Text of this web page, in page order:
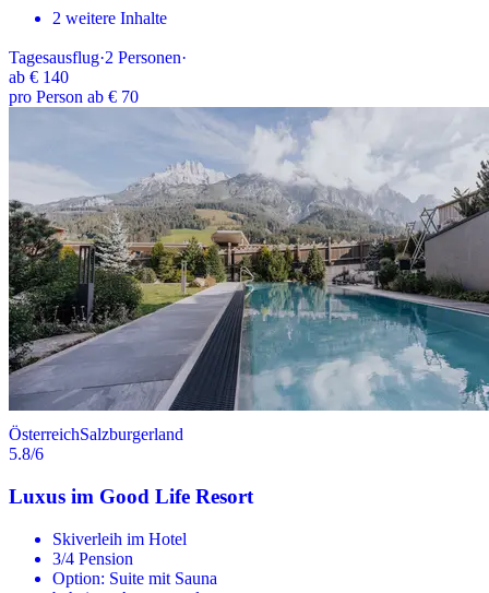
2 weitere Inhalte
Tagesausflug·2 Personen·
ab € 140
pro Person ab € 70
ÖsterreichSalzburgerland
5.8/6
Luxus im Good Life Resort
Skiverleih im Hotel
3/4 Pension
Option: Suite mit Sauna